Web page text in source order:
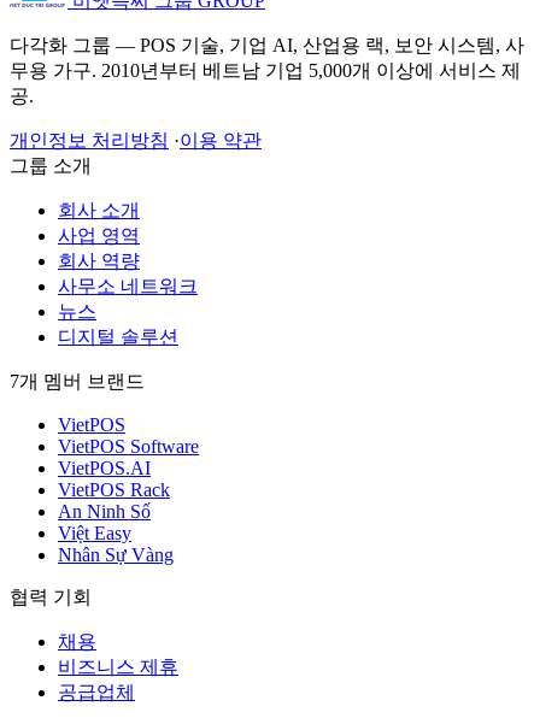
다각화 그룹 — POS 기술, 기업 AI, 산업용 랙, 보안 시스템, 사
무용 가구. 2010년부터 베트남 기업 5,000개 이상에 서비스 제
공.
개인정보 처리방침 ·이용 약관
그룹 소개
회사 소개
사업 영역
회사 역량
사무소 네트워크
뉴스
디지털 솔루션
7개 멤버 브랜드
VietPOS
VietPOS Software
VietPOS.AI
VietPOS Rack
An Ninh Số
Việt Easy
Nhân Sự Vàng
협력 기회
채용
비즈니스 제휴
공급업체